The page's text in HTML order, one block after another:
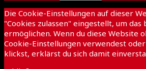
Die Cookie-Einstellungen auf dieser
"Cookies zulassen" eingestellt, um
ermöglichen. Wenn du diese Website
Cookie-Einstellungen verwendest
klickst, erklärst du sich damit